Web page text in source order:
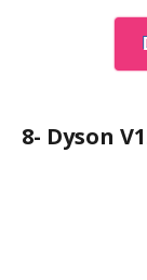
8- Dyson